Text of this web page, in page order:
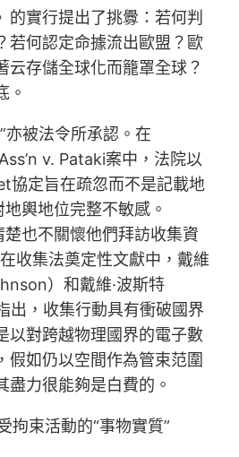
的實行提出了挑釁：若何判
若何認定命據流出歐盟？歐
云存儲全球化而籠罩全球？
。
亦被法令所承認。在
v. Pataki案中，法院以
協定旨在疏忽而不是記載地
輿地位完整不敏感。
也不關懷他們拜訪收集資
收集法奠定性文獻中，戴維
）和戴維·波斯特
出，收集行動具有衝破國界
以對跨越物理國界的電子數
假如仍以空間作為管束范圍
盡力很能夠是白費的。
拘束活動的“事物實質”